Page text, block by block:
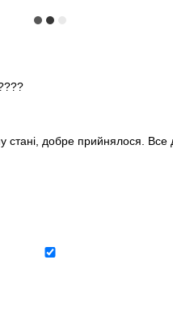
стані, добре прийнялося.